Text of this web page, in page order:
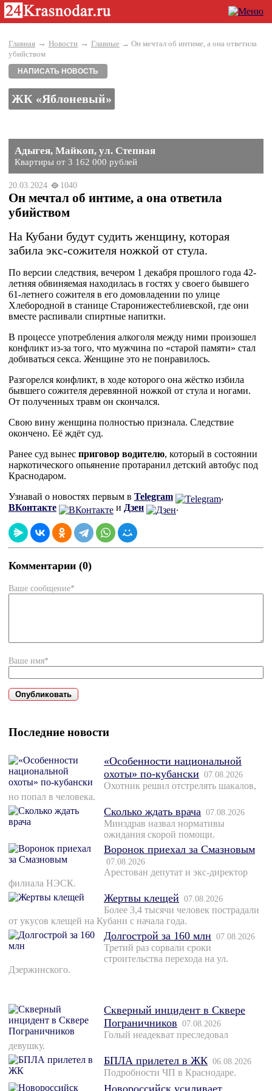
Главная → Новости → Главные → Он мечтал об интиме, а она ответила
убийством
НАПИСАТЬ НОВОСТЬ
ЖК «Яблоневый»
Адыгея, Майкоп, ул. Степная
Квартиры от 3 162 000 рублей
20.03.2024 1040
Он мечтал об интиме, а она ответила
убийством
На Кубани будут судить женщину, которая
забила экс-сожителя ножкой от стула.
По версии следствия, вечером 1 декабря прошлого года 42-
летняя обвиняемая находилась в гостях у своего бывшего
61-летнего сожителя в его домовладении по улице
Хлебородной в станице Старонижестеблиевской, где они
вместе распивали спиртные напитки.
В процессе употребления алкоголя между ними произошел
конфликт из-за того, что мужчина по «старой памяти» стал
добиваться секса. Женщине это не понравилось.
Разгорелся конфликт, в ходе которого она жёстко избила
бывшего сожителя деревянной ножкой от стула и ногами.
От полученных травм он скончался.
Свою вину женщина полностью признала. Следствие
окончено. Её ждёт суд.
Ранее суд вынес приговор водителю, который в состоянии
наркотического опьянение протаранил детский автобус под
Краснодаром.
Узнавай о новостях первым в Telegram
,
ВКонтакте
и Дзен .
Комментарии (0)
Ваше сообщение*
Ваше имя*
Последние новости
«Особенности национальной
охоты» по-кубански 07.08.2026
Охотник решил отстрелять шакалов,
но попал в человека.
Сколько ждать врача 07.08.2026
Минздрав назвал нормативы
ожидания скорой помощи.
Воронок приехал за Смазновым
07.08.2026
Арестован депутат и экс-директор
филиала НЭСК.
Жертвы клещей 07.08.2026
Более 3,4 тысячи человек пострадали
от укусов клещей на Кубани с начала года.
Долгострой за 160 млн 07.08.2026
Третий раз сорвали сроки
строительства перехода на ул.
Дзержинского.
Скверный инцидент в Сквере
Пограничников 07.08.2026
Голый неадекват преследовал
девушку.
БПЛА прилетел в ЖК 06.08.2026
Подробности ЧП в Краснодаре.